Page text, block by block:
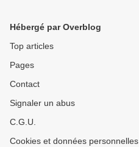
Hébergé par Overblog
Top articles
Pages
Contact
Signaler un abus
C.G.U.
Cookies et données personnelles